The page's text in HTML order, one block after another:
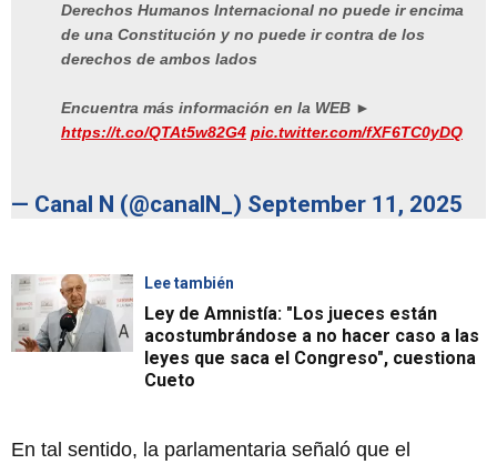
Derechos Humanos Internacional no puede ir encima
de una Constitución y no puede ir contra de los
derechos de ambos lados
Encuentra más información en la WEB ►
https://t.co/QTAt5w82G4 pic.twitter.com/fXF6TC0yDQ
— Canal N (@canalN_) September 11, 2025
Lee también
Ley de Amnistía: "Los jueces están
acostumbrándose a no hacer caso a las
leyes que saca el Congreso", cuestiona
Cueto
En tal sentido, la parlamentaria señaló que el